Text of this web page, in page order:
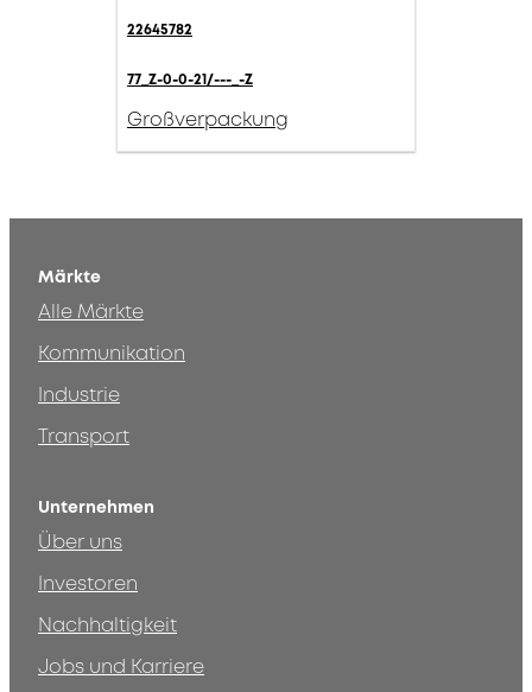
22645782
77_Z-0-0-21/---_-Z
Großverpackung
Märkte
Alle Märkte
Kommunikation
Industrie
Transport
Unternehmen
Über uns
Investoren
Nachhaltigkeit
Jobs und Karriere